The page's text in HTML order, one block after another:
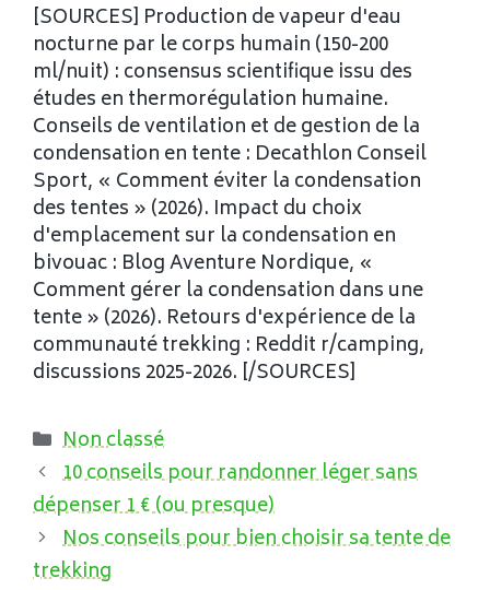
[SOURCES] Production de vapeur d'eau
nocturne par le corps humain (150-200
ml/nuit) : consensus scientifique issu des
études en thermorégulation humaine.
Conseils de ventilation et de gestion de la
condensation en tente : Decathlon Conseil
Sport, « Comment éviter la condensation
des tentes » (2026). Impact du choix
d'emplacement sur la condensation en
bivouac : Blog Aventure Nordique, «
Comment gérer la condensation dans une
tente » (2026). Retours d'expérience de la
communauté trekking : Reddit r/camping,
discussions 2025-2026. [/SOURCES]
Catégories
Non classé
10 conseils pour randonner léger sans
dépenser 1 € (ou presque)
Nos conseils pour bien choisir sa tente de
trekking